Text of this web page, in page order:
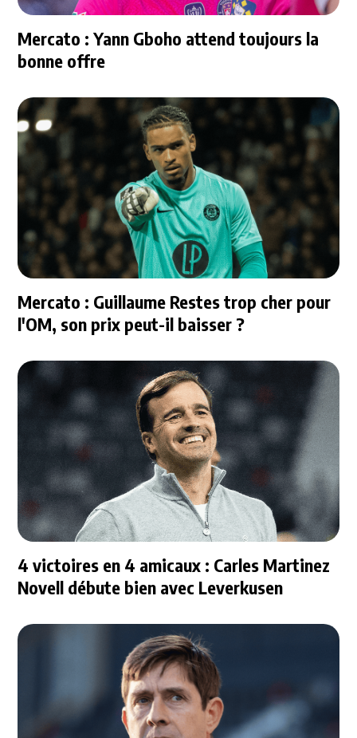
Mercato : Yann Gboho attend toujours la
bonne offre
Mercato : Guillaume Restes trop cher pour
l'OM, son prix peut-il baisser ?
4 victoires en 4 amicaux : Carles Martinez
Novell débute bien avec Leverkusen